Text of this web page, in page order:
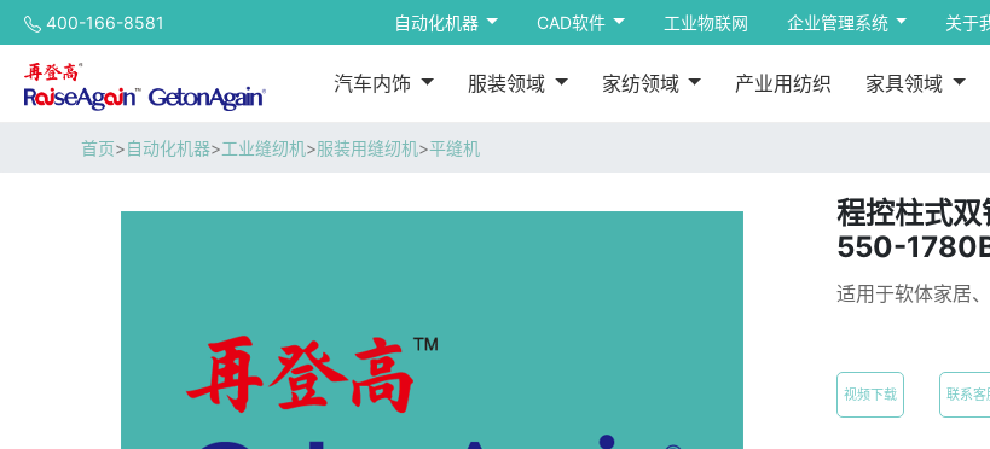
400-166-8581 自动化机器 CAD软件 工业物联网 企业管理系统 关于
汽车内饰 服装领域 家纺领域 产业用纺织 家具领域
首页>自动化机器>工业缝纫机>服装用缝纫机>平缝机
程控柱式
550-
适用于软体家居
视频下载 联系客